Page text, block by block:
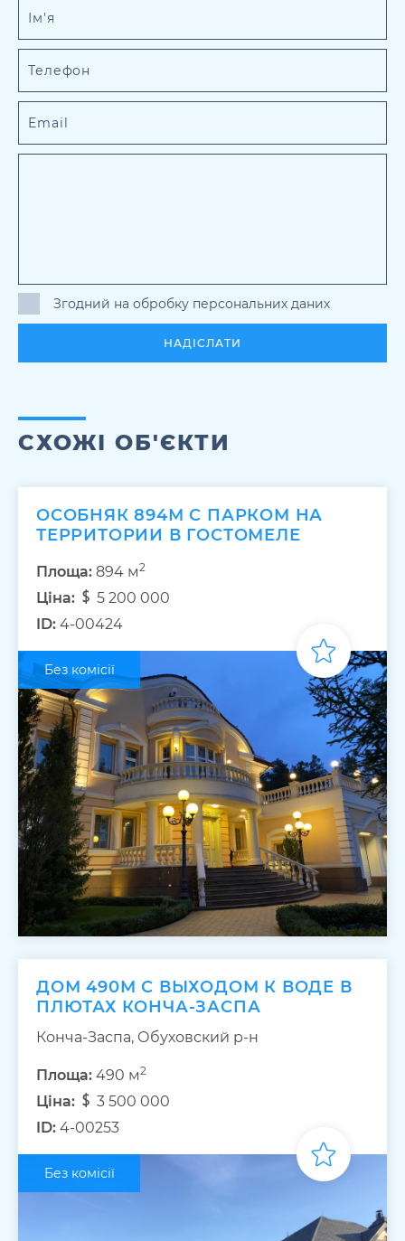
Згодний на обробку персональних даних
НАДІСЛАТИ
СХОЖІ ОБ'ЄКТИ
ОСОБНЯК 894М С ПАРКОМ НА
ТЕРРИТОРИИ В ГОСТОМЕЛЕ
Площа: 894 м2
Ціна:
5 200 000
ID: 4-00424
Без комісії
ДОМ 490М С ВЫХОДОМ К ВОДЕ В
ПЛЮТАХ КОНЧА-ЗАСПА
Конча-Заспа, Обуховский р-н
Площа: 490 м2
Ціна:
3 500 000
ID: 4-00253
Без комісії